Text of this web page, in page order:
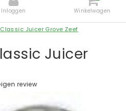
Inloggen Winkelwagen
Juicer Grove Zeef
Juicer
review